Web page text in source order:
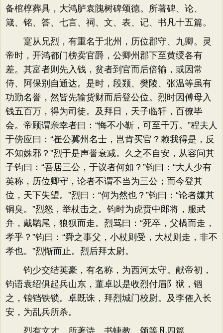
备棺椁葬具，大鸿胪袁隗树碑颂德。所著碑、论、
箴、铭、答、七言、祠、文、表、记、书凡十五篇。
寔从兄烈，有重名于北州，历位郡守、九卿。灵
帝时，开鸿都门榜卖官爵，公卿州郡下至黄绶各有
差。其富者则先入钱，贫者到官而后倍输，或因常
侍、阿保别自通达。是时，段颎、樊陵、张温等虽有
功勤名誉，然皆先输货财而后登公位。烈时因傅母入
钱五百万，得为司徒。及拜日，天子临轩，百僚毕
会。帝顾谓亲幸者曰：“悔不小靳，可至千万。”程夫人
于傍应曰：“崔公冀州名士，岂肯买官？赖我得是，反
不知姝邪？”烈于是声誉衰减。久之不自安，从容问其
子钧曰：“吾居三公，于议者何如？”钧曰：“大人少有
英称，历位卿守，论者不谓不当为三公；而今登其
位，天下失望。”烈曰：“何为然也？”钧曰：“论者嫌其
铜臭。”烈怒，举杖击之。钧时为虎贲中郎将，服武
弁，戴鹖尾，狼狈而走。烈骂曰：“死卒，父楇而走，
孝乎？”钧曰：“舜之事父，小杖则受，大杖则走，非不
孝也。”烈惭而止。烈后拜太尉。
钧少交结英豪，有名称，为西河太守。献帝初，
钧语袁绍俱起兵山东，董卓以是收烈付眉阝狱，锢
之，锒铛铁锁。卓既诛，拜烈城门校尉。及李傕入长
安，为乱兵所杀。
烈有文才，所著诗、书蜨教、颂等凡四篇。